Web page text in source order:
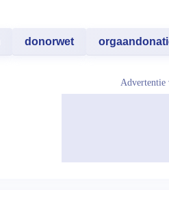
donorwet
Advertentie